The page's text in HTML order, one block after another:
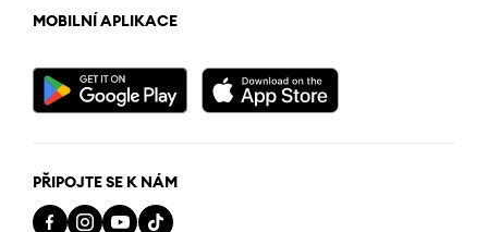
MOBILNÍ APLIKACE
PŘIPOJTE SE K NÁM